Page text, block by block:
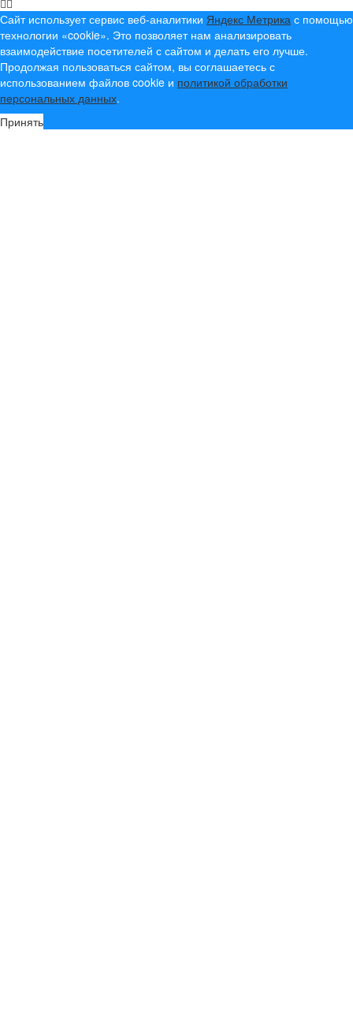
Сайт использует сервис веб-аналитики Яндекс Метрика с помощью
технологии «cookie». Это позволяет нам анализировать
взаимодействие посетителей с сайтом и делать его лучше.
Продолжая пользоваться сайтом, вы соглашаетесь с
использованием файлов cookie и политикой обработки
персональных данных.
Принять